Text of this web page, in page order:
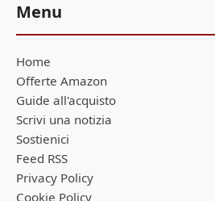
Menu
Home
Offerte Amazon
Guide all'acquisto
Scrivi una notizia
Sostienici
Feed RSS
Privacy Policy
Cookie Policy